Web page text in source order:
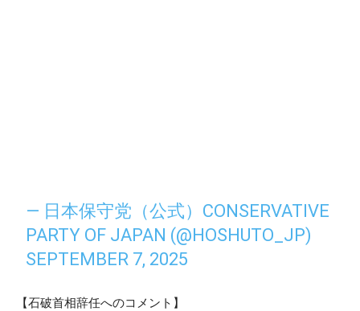
— 日本保守党（公式）CONSERVATIVE
PARTY OF JAPAN (@HOSHUTO_JP)
SEPTEMBER 7, 2025
【石破首相辞任へのコメント】